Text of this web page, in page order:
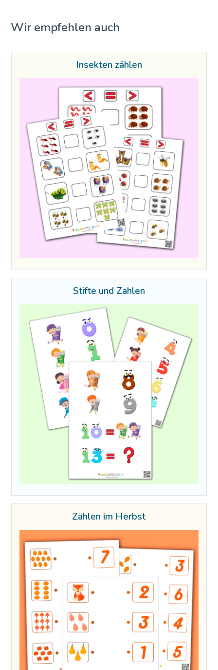
Wir empfehlen auch
Insekten zählen
Stifte und Zahlen
Zählen im Herbst